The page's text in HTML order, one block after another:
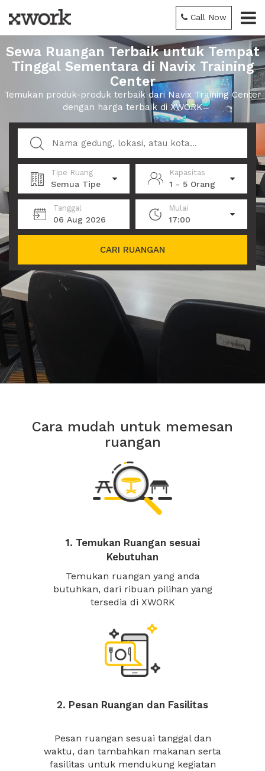
Call Now
Sewa Ruangan Terbaik untuk Tempat
Tinggal Sementara di Navix Training
Center
Temukan produk-produk terbaik dari Navix Training Center
dengan harga terbaik di XWORK
Tipe Ruang
Semua Tipe
Kapasitas
1 - 5 Orang
Tanggal
06 Aug 2026
Mulai
17:00
CARI RUANGAN
Cara mudah untuk memesan
ruangan
1. Temukan Ruangan sesuai
Kebutuhan
Temukan ruangan yang anda
butuhkan, dari ribuan pilihan yang
tersedia di XWORK
2. Pesan Ruangan dan Fasilitas
Pesan ruangan sesuai tanggal dan
waktu, dan tambahkan makanan serta
fasilitas untuk mendukung kegiatan